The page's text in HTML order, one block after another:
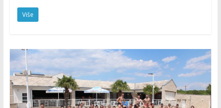
Više